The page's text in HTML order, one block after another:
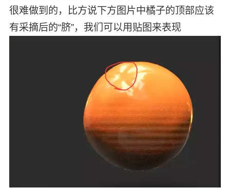
很难做到的，比方说下方图片中橘子的顶部应该
有采摘后的“脐”，我们可以用贴图来表现